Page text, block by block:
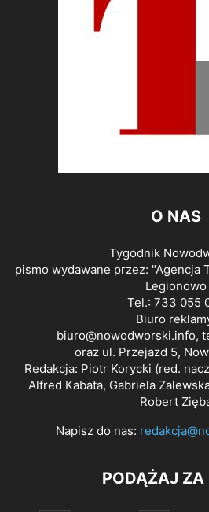
O NAS
Tygodnik
pismo wydawane przez: "Agencja
Legionowo
Tel.: 733 055
Biuro
biuro@nowodworski.info,
oraz ul. Przejazd 5,
Redakcja: Piotr Korycki (red.
Alfred Kabata, Gabriela
Robert
Napisz do nas:
PODĄŻAJ ZA